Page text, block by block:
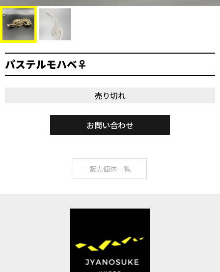
パステルモハベ♀
売り切れ
お問い合わせ
販売個体一覧